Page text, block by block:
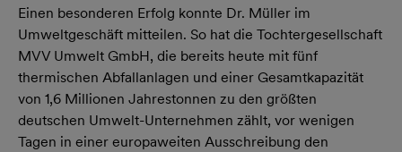
Einen besonderen Erfolg konnte Dr. Müller im
Umweltgeschäft mitteilen. So hat die Tochtergesellschaft
MVV Umwelt GmbH, die bereits heute mit fünf
thermischen Abfallanlagen und einer Gesamtkapazität
von 1,6 Millionen Jahrestonnen zu den größten
deutschen Umwelt-Unternehmen zählt, vor wenigen
Tagen in einer europaweiten Ausschreibung den